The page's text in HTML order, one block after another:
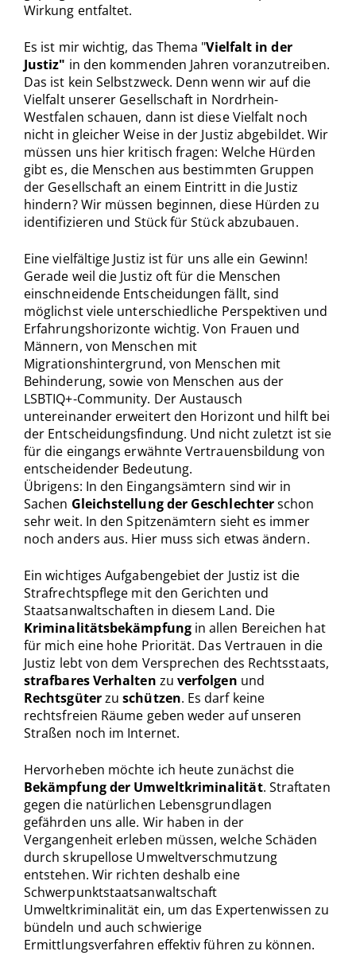
Wirkung entfaltet.
Es ist mir wichtig, das Thema "Vielfalt in der
Justiz" in den kommenden Jahren voranzutreiben.
Das ist kein Selbstzweck. Denn wenn wir auf die
Vielfalt unserer Gesellschaft in Nordrhein-
Westfalen schauen, dann ist diese Vielfalt noch
nicht in gleicher Weise in der Justiz abgebildet. Wir
müssen uns hier kritisch fragen: Welche Hürden
gibt es, die Menschen aus bestimmten Gruppen
der Gesellschaft an einem Eintritt in die Justiz
hindern? Wir müssen beginnen, diese Hürden zu
identifizieren und Stück für Stück abzubauen.
Eine vielfältige Justiz ist für uns alle ein Gewinn!
Gerade weil die Justiz oft für die Menschen
einschneidende Entscheidungen fällt, sind
möglichst viele unterschiedliche Perspektiven und
Erfahrungshorizonte wichtig. Von Frauen und
Männern, von Menschen mit
Migrationshintergrund, von Menschen mit
Behinderung, sowie von Menschen aus der
LSBTIQ+-Community. Der Austausch
untereinander erweitert den Horizont und hilft bei
der Entscheidungsfindung. Und nicht zuletzt ist sie
für die eingangs erwähnte Vertrauensbildung von
entscheidender Bedeutung.
Übrigens: In den Eingangsämtern sind wir in
Sachen Gleichstellung der Geschlechterschon
sehr weit. In den Spitzenämtern sieht es immer
noch anders aus. Hier muss sich etwas ändern.
Ein wichtiges Aufgabengebiet der Justiz ist die
Strafrechtspflege mit den Gerichten und
Staatsanwaltschaften in diesem Land. Die
Kriminalitätsbekämpfungin allen Bereichen hat
für mich eine hohe Priorität. Das Vertrauen in die
Justiz lebt von dem Versprechen des Rechtsstaats,
strafbares Verhalten zu verfolgen und
Rechtsgüterzuschützen. Es darf keine
rechtsfreien Räume geben weder auf unseren
Straßen noch im Internet.
Hervorheben möchte ich heute zunächst die
Bekämpfung der Umweltkriminalität. Straftaten
gegen die natürlichen Lebensgrundlagen
gefährden uns alle. Wir haben in der
Vergangenheit erleben müssen, welche Schäden
durch skrupellose Umweltverschmutzung
entstehen. Wir richten deshalb eine
Schwerpunktstaatsanwaltschaft
Umweltkriminalität ein, um das Expertenwissen zu
bündeln und auch schwierige
Ermittlungsverfahren effektiv führen zu können.